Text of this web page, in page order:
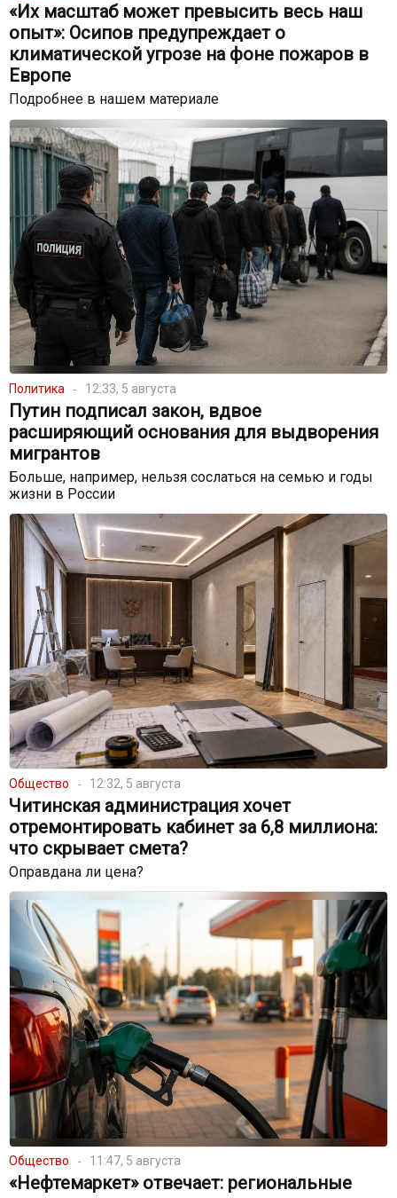
«Их масштаб может превысить весь наш
опыт»: Осипов предупреждает о
климатической угрозе на фоне пожаров в
Европе
Подробнее в нашем материале
Политика 12:33, 5 августа
Путин подписал закон, вдвое
расширяющий основания для выдворения
мигрантов
Больше, например, нельзя сослаться на семью и годы
жизни в России
Общество 12:32, 5 августа
Читинская администрация хочет
отремонтировать кабинет за 6,8 миллиона:
что скрывает смета?
Оправдана ли цена?
Общество 11:47, 5 августа
«Нефтемаркет» отвечает: региональные